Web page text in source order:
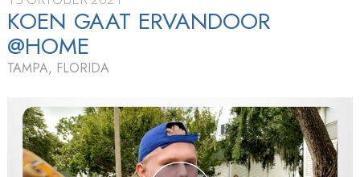
KOEN GAAT ERVANDOOR
@HOME
TAMPA, FLORIDA